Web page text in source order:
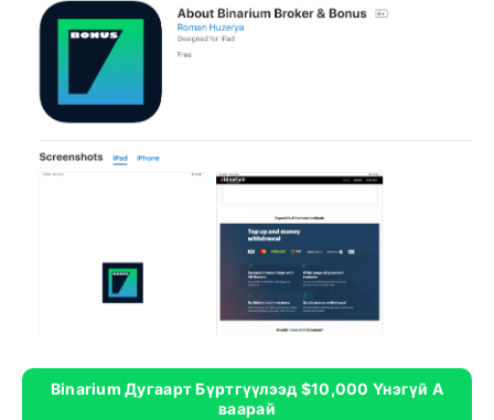
Binarium Дугаарт Бүртгүүлээд $10,000 Үнэгүй А
Ваарай